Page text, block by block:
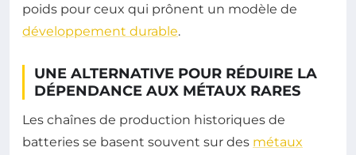
poids pour ceux qui prônent un modèle de
développement durable.
UNE ALTERNATIVE POUR RÉDUIRE LA
DÉPENDANCE AUX MÉTAUX RARES
Les chaînes de production historiques de
batteries se basent souvent sur des métaux